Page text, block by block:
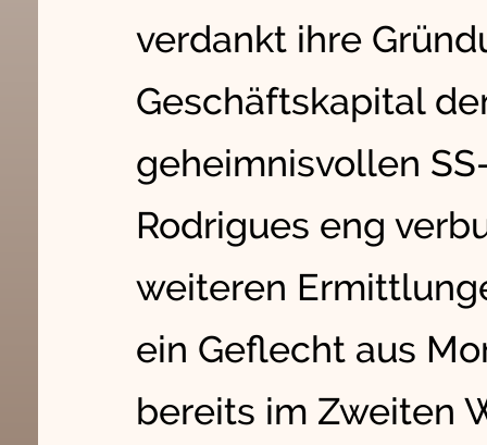
verdankt ihre
Geschäftskapital
geheimnisvollen
Rodrigues eng
weiteren
ein Geflecht aus
bereits im Zweiten